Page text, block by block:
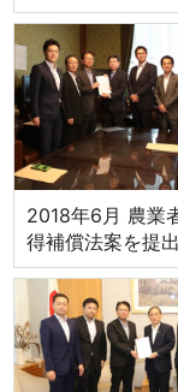
2018年6月 農業
得補償法案を提出